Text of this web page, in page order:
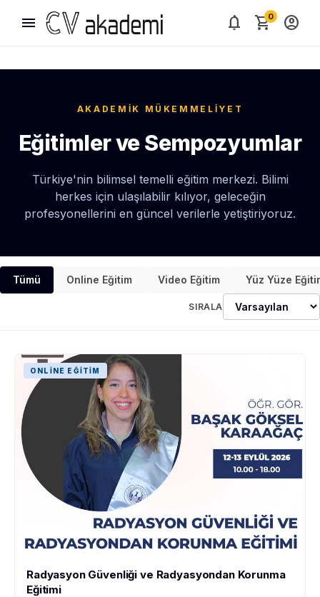
menu notifications shopping_cart0 account_circle
AKADEMİK MÜKEMMELİYET
Eğitimler ve Sempozyumlar
Türkiye'nin bilimsel temelli eğitim merkezi. Bilimi
herkes için ulaşılabilir kılıyor, geleceğin
profesyonellerini en güncel verilerle yetiştiriyoruz.
Tümü Online Eğitim Video Eğitim Yüz Yüze
SIRALA
ONLINE EĞITIM
Radyasyon Güvenliği ve Radyasyondan Korunma
Eğitimi